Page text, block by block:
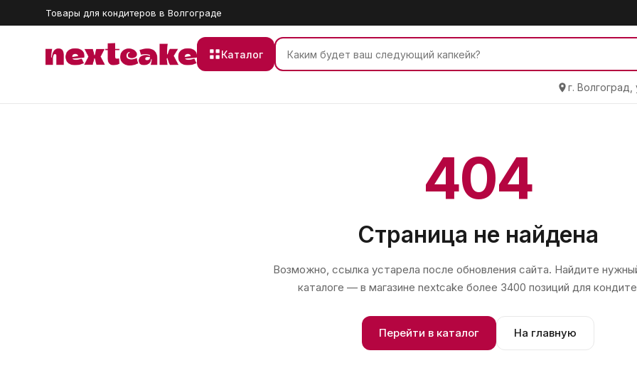
Товары для кондитеров в Волгограде
Каталог
г.
404
Страница не найдена
Возможно, ссылка устарела после обновления сайта. Найдите
каталоге — в магазине nextcake более 3400 позиций для
Перейти в каталог На главную